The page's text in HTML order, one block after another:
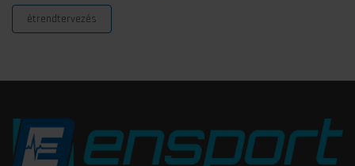
étrendtervezés